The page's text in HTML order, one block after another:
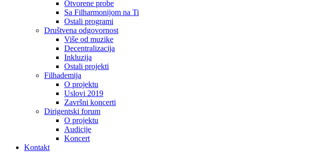
Otvorene probe
Sa Filharmonijom na Ti
Ostali programi
Društvena odgovornost
Više od muzike
Decentralizacija
Inkluzija
Ostali projekti
Filhademija
O projektu
Uslovi 2019
Završni koncerti
Dirigentski forum
O projektu
Audicije
Koncert
Kontakt